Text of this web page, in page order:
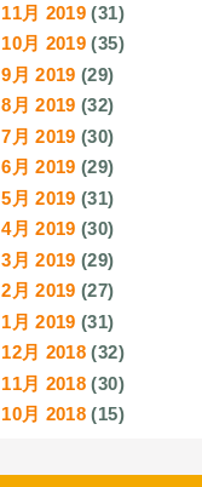
11月 2019 (31)
10月 2019 (35)
9月 2019 (29)
8月 2019 (32)
7月 2019 (30)
6月 2019 (29)
5月 2019 (31)
4月 2019 (30)
3月 2019 (29)
2月 2019 (27)
1月 2019 (31)
12月 2018 (32)
11月 2018 (30)
10月 2018 (15)